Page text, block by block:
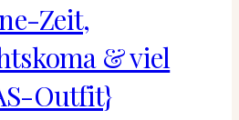
Zeit,
& viel
Outfit}